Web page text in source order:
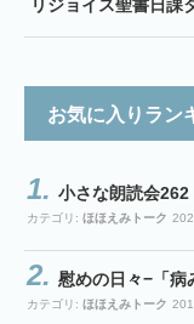
リジョイス聖書日課
お気に入りラン
小さな朗読会
カテゴリ: ほほえみトーク
慰めの日々−「
カテゴリ: ほほえみトーク